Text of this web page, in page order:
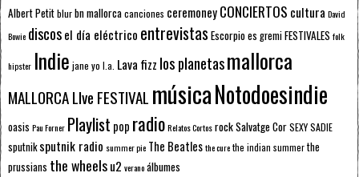
Albert Petitblurbn mallorcacanciones ceremoneyCONCIERTOS cultura David
Bowie discosel día eléctrico entrevistas Escorpioes gremiFESTIVALES folk
hipster Indie jane yo l.a. Lava fizz los planetasmallorca
MALLORCA LIve FESTIVAL músicaNotodoesindie
oasis Pau Forner Playlist pop radioRelatos CortosrockSalvatge CorSEXY SADIE
sputnik sputnik radio summer pie The Beatlesthe curethe indian summerthe
prussians the wheelsu2 veranoálbumes